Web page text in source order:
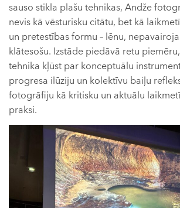
sauso stikla plašu tehnikas, Andže
nevis kā vēsturisku citātu, bet kā
un pretestības formu – lēnu,
klātesošu. Izstāde piedāvā retu
tehnika kļūst par konceptuālu
progresa ilūziju un kolektīvu baiļu
fotogrāfiju kā kritisku un aktuālu
praksi.